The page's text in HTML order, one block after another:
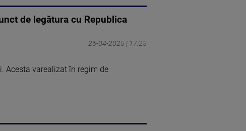
de legătura cu Republica
26-04-2025 | 17:25
Acesta varealizat în regim de